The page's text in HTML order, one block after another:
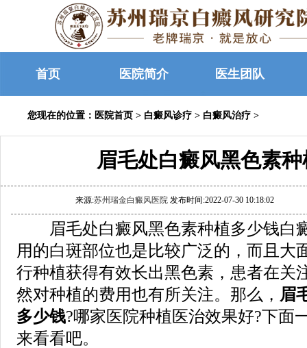
首页 医院简介 医生团队
您现在的位置： 医院首页 > 白癜风诊疗 > 白癜风治疗 >
眉毛处白癜风黑色素
来源:苏州瑞金白癜风医院 发布时间:2022-07-30 10:18:02
眉毛处白癜风黑色素种植多少钱白
用的白斑部位也是比较广泛的，而且大
行种植获得有效长出黑色素，患者在关
然对种植的费用也有所关注。那么， 眉
多少钱?哪家医院种植医治效果好?下面
来看看吧。